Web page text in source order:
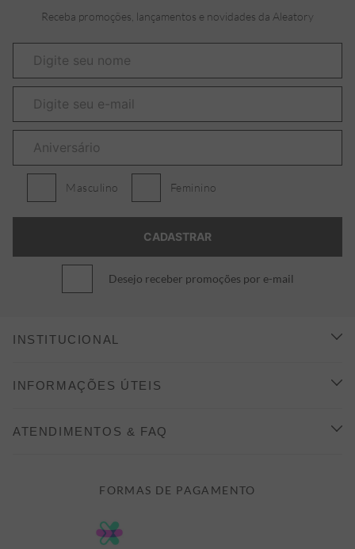
Receba promoções, lançamentos e novidades da Aleatory
Masculino Feminino
Desejo receber promoções por e-mail
INSTITUCIONAL
CONHEÇA A ALEATORY
INFORMAÇÕES ÚTEIS
FORMAS DE PAGAMENTO
POLÍTICA DE PRIVACIDADE
ATENDIMENTOS & FAQ
FORMAS DE PAGAMENTO